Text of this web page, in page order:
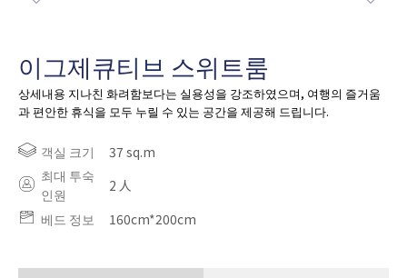
이그제큐티브 스위트룸
상세내용 지나친 화려함보다는 실용성을 강조하였으며, 여행의 즐거움
과 편안한 휴식을 모두 누릴 수 있는 공간을 제공해 드립니다.
객실 크기
37 sq.m
최대 투숙
인원
2 人
베드 정보
160cm*200cm